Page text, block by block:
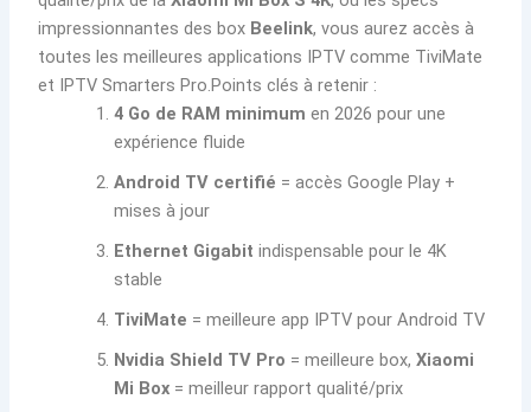
impressionnantes des box Beelink, vous aurez accès à
toutes les meilleures applications IPTV comme TiviMate
et IPTV Smarters Pro.Points clés à retenir :
4 Go de RAM minimum en 2026 pour une
expérience fluide
Android TV certifié = accès Google Play +
mises à jour
Ethernet Gigabit indispensable pour le 4K
stable
TiviMate = meilleure app IPTV pour Android TV
Nvidia Shield TV Pro = meilleure box,Xiaomi
Mi Box = meilleur rapport qualité/prix